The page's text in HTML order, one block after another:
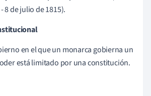
8 de julio de 1815).
en el que un monarca gobierna un
está limitado por una constitución.